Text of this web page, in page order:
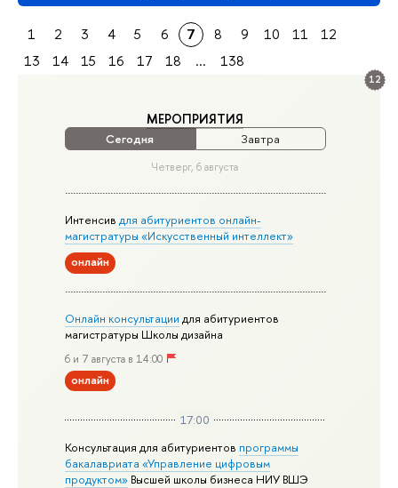
12
МЕРОПРИЯТИЯ
Сегодня Завтра
Четверг, 6 августа
Интенсивдля абитуриентов онлайн-
магистратуры «Искусственный интеллект»
онлайн
Онлайн консультации для абитуриентов
магистратуры Школы дизайна
6 и 7 августа в 14:00
онлайн
17:00
Консультация для абитуриентов программы
бакалавриата «Управление цифровым
продуктом» Высшей школы бизнеса НИУ ВШЭ
1 2 3 4 5 6 7 8 9 10 11
12
13
14 15 16 17 18 ... 138